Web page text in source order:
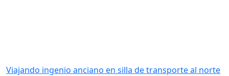
Viajando ingenio anciano en silla de transporte al norte